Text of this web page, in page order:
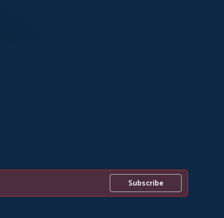
Subscribe